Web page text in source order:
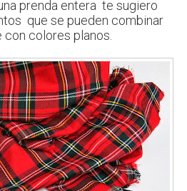
prenda entera te sugiero
que se pueden combinar
colores planos.